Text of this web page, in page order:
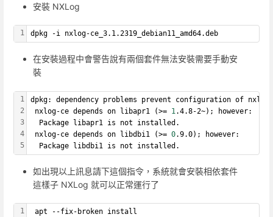
安裝 NXLog
1 dpkg -i nxlog-ce_3.1.2319_debian11_amd64.deb
在安裝過程中會警告說有兩個套件無法安裝需要手動安
裝
1
2
3
4
5
dpkg: dependency problems prevent configuration of
nxlog-ce depends on libapr1 (>= 1 .4.8-2~); however:
  Package libapr1 is not installed.
nxlog-ce depends on libdbi1 (>= 0.9.0); however:
  Package libdbi1 is not installed.
如出現以上訊息請下這個指令，系統就會安裝相依套件
這樣子 NXLog 就可以正常運行了
1 apt --fix-broken install